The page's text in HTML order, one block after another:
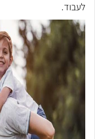
לעבוד.